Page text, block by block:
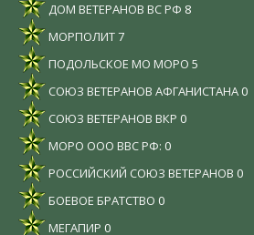
ДОМ ВЕТЕРАНОВ ВС РФ 8
МОРПОЛИТ7
ПОДОЛЬСКОЕ МО МОРО 5
СОЮЗ ВЕТЕРАНОВ АФГАНИСТАНА 0
СОЮЗ ВЕТЕРАНОВ ВКР 0
МОРО ООО ВВС РФ: 0
РОССИЙСКИЙ СОЮЗ ВЕТЕРАНОВ 0
БОЕВОЕ БРАТСТВО 0
МЕГАПИР 0